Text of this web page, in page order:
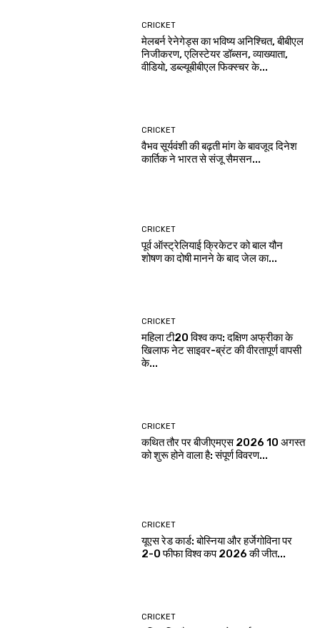
CRICKET
मेलबर्न रेनेगेड्स का भविष्य अनिश्चित, बीबीएल
निजीकरण, एलिस्टेयर डॉब्सन, व्याख्याता,
वीडियो, डब्ल्यूबीबीएल फिक्स्चर के...
CRICKET
वैभव सूर्यवंशी की बढ़ती मांग के बावजूद दिनेश
कार्तिक ने भारत से संजू सैमसन...
CRICKET
पूर्व ऑस्ट्रेलियाई क्रिकेटर को बाल यौन
शोषण का दोषी मानने के बाद जेल का...
CRICKET
महिला टी20 विश्व कप: दक्षिण अफ्रीका के
खिलाफ नेट साइवर-ब्रंट की वीरतापूर्ण वापसी
के...
CRICKET
कथित तौर पर बीजीएमएस 2026 10 अगस्त
को शुरू होने वाला है: संपूर्ण विवरण...
CRICKET
यूएस रेड कार्ड: बोस्निया और हर्जेगोविना पर
2-0 फीफा विश्व कप 2026 की जीत...
CRICKET